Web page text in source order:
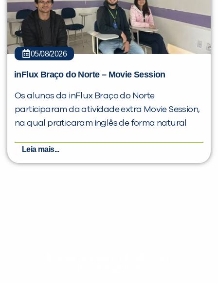
05/08/2026
inFlux Braço do Norte – Movie Session
Os alunos da inFlux Braço do Norte
participaram da atividade extra Movie Session,
na qual praticaram inglês de forma natural
Leia mais...